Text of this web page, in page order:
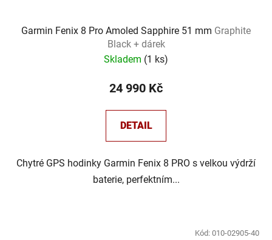
Garmin Fenix 8 Pro Amoled Sapphire 51 mm Graphite
Black + dárek
Skladem (1 ks)
24 990 Kč
DETAIL
Chytré GPS hodinky Garmin Fenix 8 PRO s velkou výdrží
baterie, perfektním...
Kód: 010-02905-40